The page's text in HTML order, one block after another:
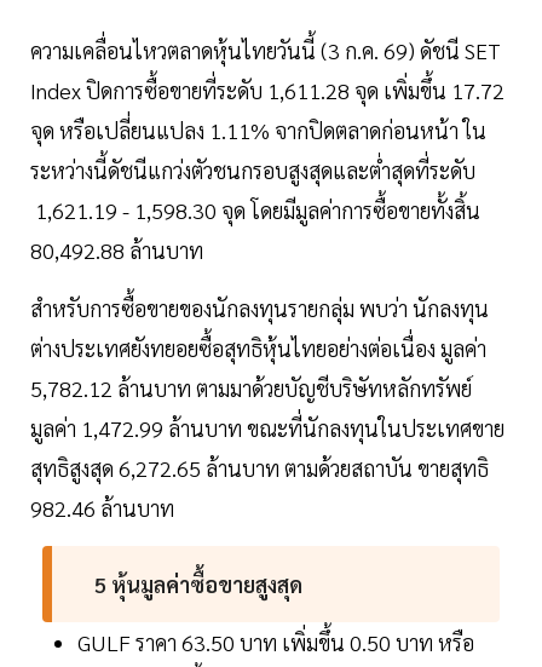
ความเคลื่อนไหวตลาดหุ้นไทยวันนี้ (3 ก.ค. 69) ดัชนี SET
Index ปิดการซื้อขายที่ระดับ 1,611.28 จุด เพิ่มขึ้น 17.72
จุด หรือเปลี่ยนแปลง 1.11% จากปิดตลาดก่อนหน้า ใน
ระหว่างนี้ดัชนีแกว่งตัวชนกรอบสูงสุดและต่ำสุดที่ระดับ
1,621.19 - 1,598.30 จุด โดยมีมูลค่าการซื้อขายทั้งสิ้น
80,492.88 ล้านบาท
สำหรับการซื้อขายของนักลงทุนรายกลุ่ม พบว่า นักลงทุน
ต่างประเทศยังทยอยซื้อสุทธิหุ้นไทยอย่างต่อเนื่อง มูลค่า
5,782.12 ล้านบาท ตามมาด้วยบัญชีบริษัทหลักทรัพย์
มูลค่า 1,472.99 ล้านบาท ขณะที่นักลงทุนในประเทศขาย
สุทธิสูงสุด 6,272.65 ล้านบาท ตามด้วยสถาบัน ขายสุทธิ
982.46 ล้านบาท
5 หุ้นมูลค่าซื้อขายสูงสุด
GULF ราคา 63.50 บาท เพิ่มขึ้น 0.50 บาท หรือ